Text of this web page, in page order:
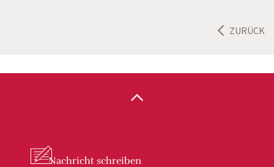
ZURÜCK
Nachricht schreiben